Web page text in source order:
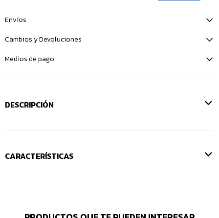
Envíos
Cambios y Devoluciones
Medios de pago
DESCRIPCIÓN
CARACTERÍSTICAS